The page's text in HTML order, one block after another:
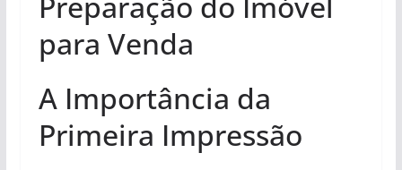
para Venda
A Importância da
Primeira Impressão